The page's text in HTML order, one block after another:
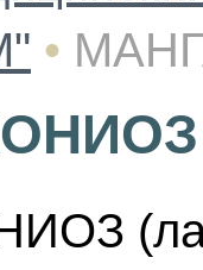
•
(лат